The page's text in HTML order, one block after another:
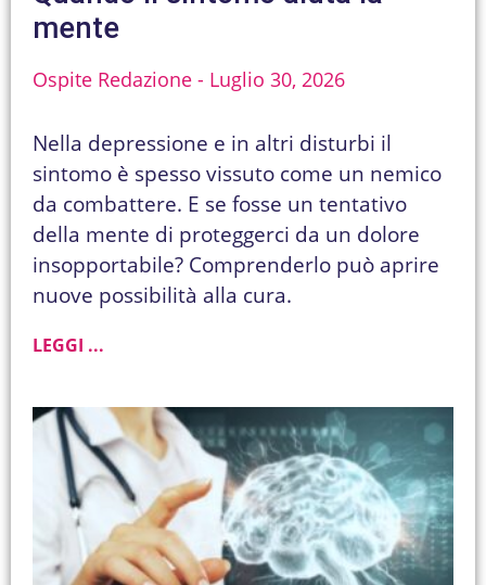
mente
Ospite Redazione Luglio 30, 2026
Nella depressione e in altri disturbi il
sintomo è spesso vissuto come un nemico
da combattere. E se fosse un tentativo
della mente di proteggerci da un dolore
insopportabile? Comprenderlo può aprire
nuove possibilità alla cura.
LEGGI ...